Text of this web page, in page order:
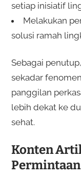
setiap inisiatif
Melakukan
solusi ramah
Sebagai
sekadar
panggilan
lebih dekat ke
sehat.
Konten